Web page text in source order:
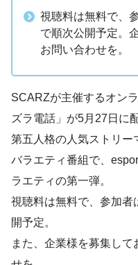
視聴料は無料で、
で順次公開予定。
お問い合わせを。
SCARZが主催するオン
ズラ電話」が5月27日に
第五人格の人気ストリー
バラエティ番組で、
ラエティの第一弾。
視聴料は無料で、参加者
開予定。
また、企業様を募集し